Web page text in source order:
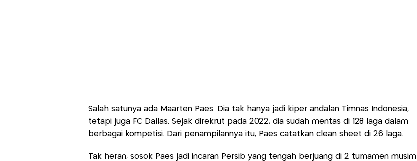
Salah satunya ada Maarten Paes. Dia tak hanya jadi kiper andalan Timnas Indonesia,
tetapi juga FC Dallas. Sejak direkrut pada 2022, dia sudah mentas di 128 laga dalam
berbagai kompetisi. Dari penampilannya itu, Paes catatkan clean sheet di 26 laga.
Tak heran, sosok Paes jadi incaran Persib yang tengah berjuang di 2 turnamen musim